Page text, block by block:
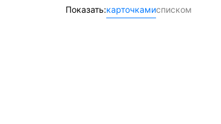
Показать:карточкамисписком